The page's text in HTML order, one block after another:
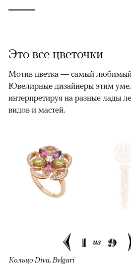
Это все цветочки
Мотив цветка — самый любимый
Ювелирные дизайнеры этим
интерпретируя на разные лады
видов и мастей.
1 из 9
Кольцо Diva, Bvlgari